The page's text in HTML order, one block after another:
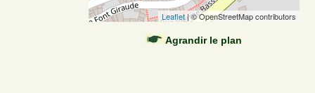
Leaflet| © OpenStreetMap contributors
Agrandir le plan